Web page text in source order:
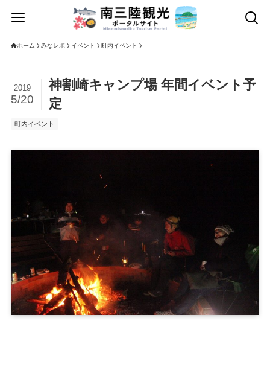
ホーム みなレポ イベント 町内イベント
神割崎キャンプ場 年間イベント予
定
2019
5/20
町内イベント